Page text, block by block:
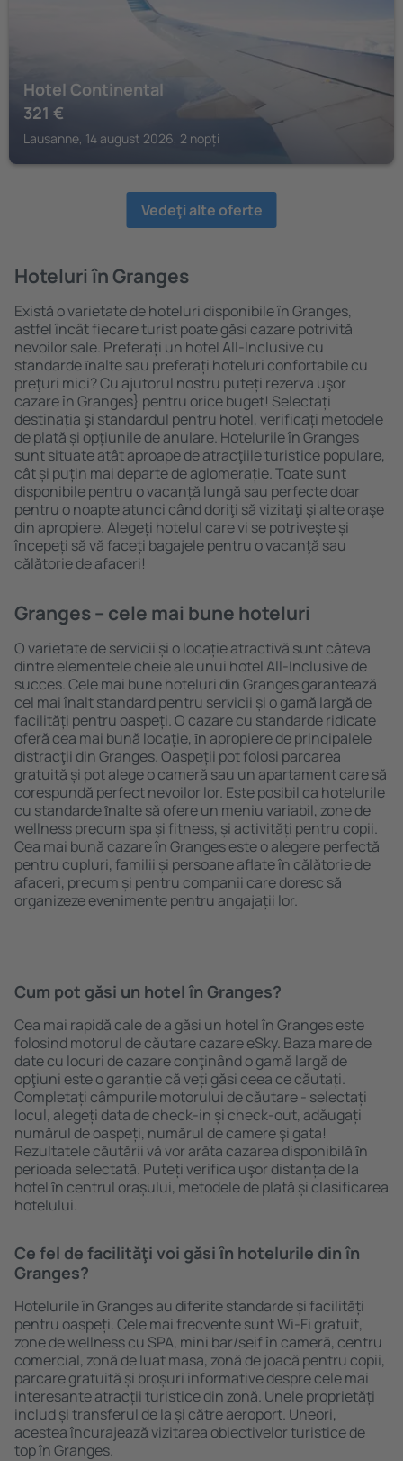
Hotel Continental
321 €
Lausanne, 14 august 2026, 2 nopți
Vedeţi alte oferte
Hoteluri în Granges
Există o varietate de hoteluri disponibile în Granges,
astfel încât fiecare turist poate găsi cazare potrivită
nevoilor sale. Preferați un hotel All-Inclusive cu
standarde ȋnalte sau preferați hoteluri confortabile cu
preţuri mici? Cu ajutorul nostru puteți rezerva uşor
cazare în Granges} pentru orice buget! Selectați
destinația şi standardul pentru hotel, verificați metodele
de plată și opțiunile de anulare. Hotelurile în Granges
sunt situate atât aproape de atracţiile turistice populare,
cât și puțin mai departe de aglomerație. Toate sunt
disponibile pentru o vacanță lungă sau perfecte doar
pentru o noapte atunci când doriţi să vizitaţi şi alte oraşe
din apropiere. Alegeți hotelul care vi se potriveşte și
începeți să vă faceți bagajele pentru o vacanţă sau
călătorie de afaceri!
Granges – cele mai bune hoteluri
O varietate de servicii și o locație atractivă sunt câteva
dintre elementele cheie ale unui hotel All-Inclusive de
succes. Cele mai bune hoteluri din Granges garantează
cel mai înalt standard pentru servicii și o gamă largă de
facilități pentru oaspeți. O cazare cu standarde ridicate
oferă cea mai bună locație, ȋn apropiere de principalele
distracţii din Granges. Oaspeții pot folosi parcarea
gratuită și pot alege o cameră sau un apartament care să
corespundă perfect nevoilor lor. Este posibil ca hotelurile
cu standarde ȋnalte să ofere un meniu variabil, zone de
wellness precum spa și fitness, și activități pentru copii.
Cea mai bună cazare în Granges este o alegere perfectă
pentru cupluri, familii și persoane aflate în călătorie de
afaceri, precum și pentru companii care doresc să
organizeze evenimente pentru angajații lor.
Cum pot găsi un hotel în Granges?
Cea mai rapidă cale de a găsi un hotel în Granges este
folosind motorul de căutare cazare eSky. Baza mare de
date cu locuri de cazare conţinând o gamă largă de
opţiuni este o garanție că veți găsi ceea ce căutați.
Completați câmpurile motorului de căutare - selectați
locul, alegeți data de check-in și check-out, adăugați
numărul de oaspeți, numărul de camere şi gata!
Rezultatele căutării vă vor arăta cazarea disponibilă ȋn
perioada selectată. Puteți verifica uşor distanța de la
hotel ȋn centrul orașului, metodele de plată și clasificarea
hotelului.
Ce fel de facilităţi voi găsi ȋn hotelurile din în
Granges?
Hotelurile în Granges au diferite standarde și facilități
pentru oaspeți. Cele mai frecvente sunt Wi-Fi gratuit,
zone de wellness cu SPA, mini bar/seif în cameră, centru
comercial, zonă de luat masa, zonă de joacă pentru copii,
parcare gratuită și broșuri informative despre cele mai
interesante atracții turistice din zonă. Unele proprietăți
includ și transferul de la și către aeroport. Uneori,
acestea încurajează vizitarea obiectivelor turistice de
top în Granges.